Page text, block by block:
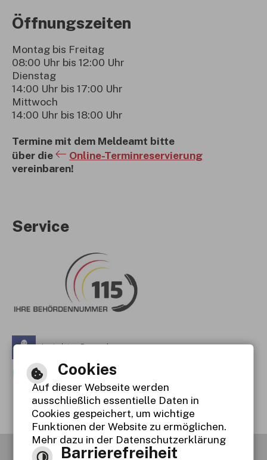
Öffnungszeiten
Montag bis Freitag
08:00 Uhr bis 12:00 Uhr
Dienstag
14:00 Uhr bis 17:00 Uhr
Mittwoch
14:00 Uhr bis 18:00 Uhr
Termine mit dem Meldeamt bitte
über die
Online-Terminreservierung
vereinbaren!
Service
Leichte Sprache
Gebärdensprache
Barrierefreie Ansicht
Cookies
Auf dieser Webseite werden
ausschließlich essentielle Daten in
Cookies gespeichert, um wichtige
Funktionen der Website zu ermöglichen.
Mehr dazu in der Datenschutzerklärung
Barrierefreiheit